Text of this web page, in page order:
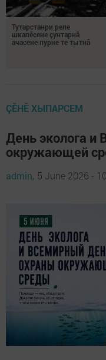
Тутарстанри реле
шкапӗсене çунтарнă
ачасене пурне те тытнă
ÇӖНӖ ХЫПАРСЕМ
День эколога и
окружающей
admin, 5 June 2026 -